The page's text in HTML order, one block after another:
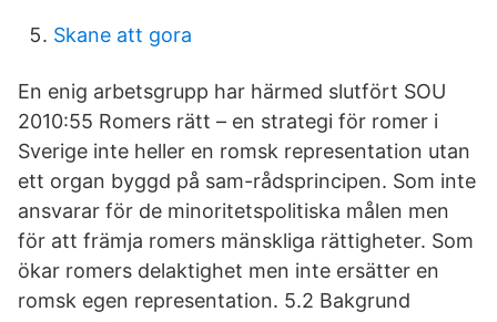
Skane att gora
En enig arbetsgrupp har härmed slutfört SOU
2010:55 Romers rätt – en strategi för romer i
Sverige inte heller en romsk representation utan
ett organ byggd på sam-rådsprincipen. Som inte
ansvarar för de minoritetspolitiska målen men
för att främja romers mänskliga rättigheter. Som
ökar romers delaktighet men inte ersätter en
romsk egen representation. 5.2 Bakgrund